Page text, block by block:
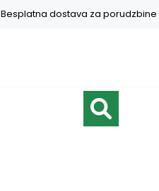
Besplatna dostava za porudzbine